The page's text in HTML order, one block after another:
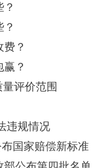
？
？
评价范围
违规情况
国家赔偿新标准